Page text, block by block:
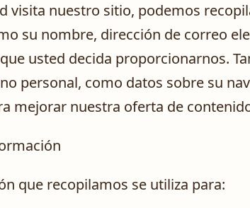
visita nuestro sitio, podemos
su nombre, dirección de correo
usted decida proporcionarnos.
personal, como datos sobre su
mejorar nuestra oferta de
que recopilamos se utiliza para: